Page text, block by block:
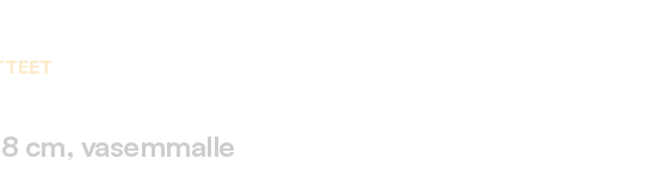
cm, vasemmalle